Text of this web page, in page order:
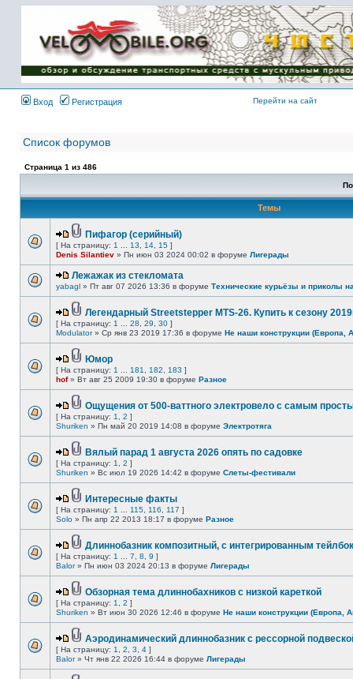
Имя пользователя:
Пароль:
{ LOG_ME_IN_SHORT
}
Вход
Регистрация Перейти на сайт
Список форумов
Страница 1 из 486
Темы
Пифагор (серийный)
[ На страницу: 1 13 14 15 ]
Denis Silantiev » Пн июн 03 2024 00:02 в форуме Лигерады
Лежажак из стекломата
yabagl » Пт авг 07 2026 13:36 в форуме Технические курьёзы и приколы
Легендарный Streetstepper MTS-26. Купить к сезону
[ На страницу: 1 28 29 30 ]
Modulator» Ср янв 23 2019 17:36 в форуме Не наши конструкции (Европа,
Юмор
[ На страницу: 1 181 182 183 ]
hof» Вт авг 25 2009 19:30 в форуме Разное
Ощущения от 500-ваттного электровело с самым
[ На страницу: 1 2 ]
Shuriken » Пн май 20 2019 14:08 в форуме Электротяга
Вялый парад 1 августа 2026 опять по садовке
[ На страницу: 1 2 ]
Shuriken » Вс июл 19 2026 14:42 в форуме Слеты-фестивали
Интересные факты
[ На страницу: 1 115 116 117 ]
Solo » Пн апр 22 2013 18:17 в форуме Разное
Длиннобазник композитный, с интегрированным
[ На страницу: 1 7 8 9 ]
Balor» Пн июн 03 2024 20:13 в форуме Лигерады
Обзорная тема длиннобахников с низкой кареткой
[ На страницу: 1 2 ]
Shuriken » Вт июн 30 2026 12:46 в форуме Не наши конструкции (Европа,
Аэродинамический длиннобазник с рессорной
[ На страницу: 1 2 3 4 ]
Balor» Чт янв 22 2026 16:44 в форуме Лигерады